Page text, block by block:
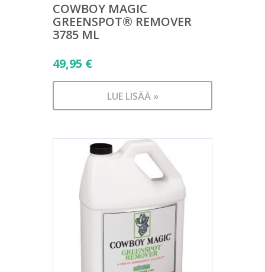
COWBOY MAGIC
GREENSPOT® REMOVER
3785 ML
49,95 €
LUE LISÄÄ »